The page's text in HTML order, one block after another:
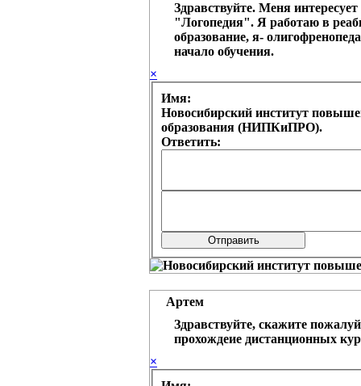
Здравствуйте. Меня
"Логопедия". Я работаю в
образование, я-
начало обучения.
×
Имя:
Новосибирский институт
образования (НИПКиПРО).
Ответить:
Артем
Здравствуйте, скажите
прохождеие дистанционных
×